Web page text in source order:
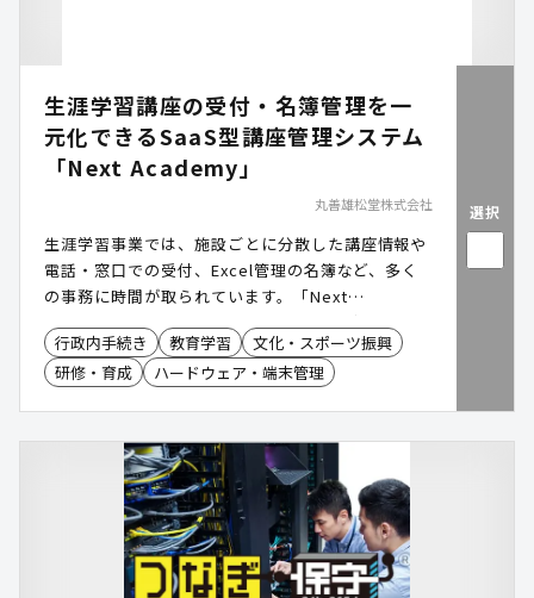
生涯学習講座の受付・名簿管理を一
元化できるSaaS型講座管理システム
「Next Academy」
丸善雄松堂株式会社
生涯学習事業では、施設ごとに分散した講座情報や
電話・窓口での受付、Excel管理の名簿など、多く
の事務に時間が取られています。「Next
Academy(ネクストアカデミー)」は、講座情報の登
録から申込受付、出欠管理、決済、帳票作成までを
一つのシステムで完結でき、庁内の情報連携と業務
行政内手続き 教育学習
文化・スポーツ振興
研修・育成
ハードウェア・端末管理
選択